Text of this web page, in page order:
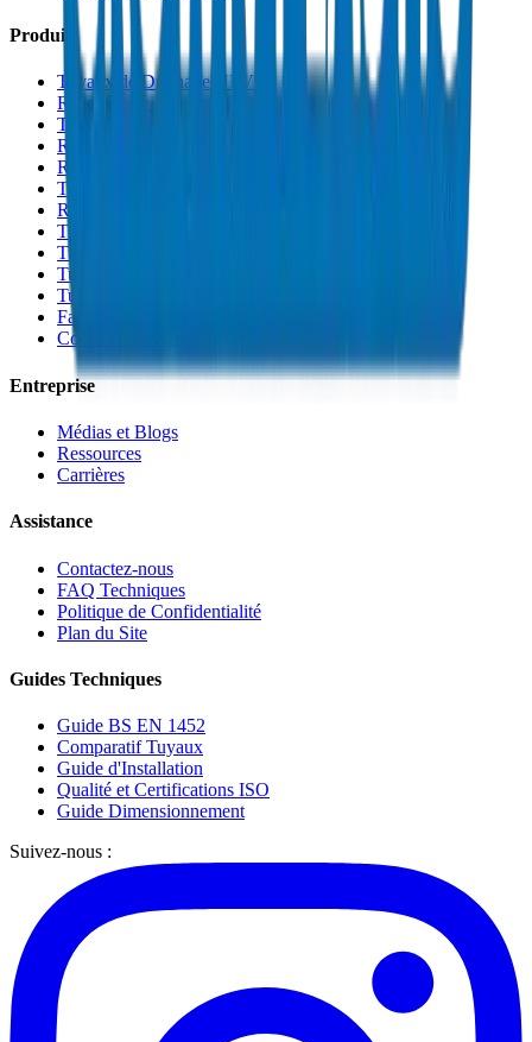
Produits
Tuyaux de Drainage UPVC
Raccords de Drainage UPVC
Tuyaux PVC Haute Pression
Raccords PVC Haute Pression
Raccords PVC SCH 40
Tuyaux de Gaine PVC
Raccords de Gaine PVC
Tuyaux Conduit PVC
Tuyaux PP-R
Tuyaux HDPE
Tuyaux PEX
Fabrications et Accessoires
Colles et Solvants
Entreprise
Médias et Blogs
Ressources
Carrières
Assistance
Contactez-nous
FAQ Techniques
Politique de Confidentialité
Plan du Site
Guides Techniques
Guide BS EN 1452
Comparatif Tuyaux
Guide d'Installation
Qualité et Certifications ISO
Guide Dimensionnement
Suivez-nous :